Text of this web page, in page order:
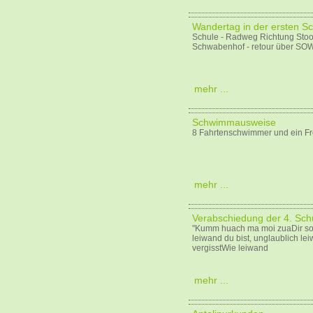
Wandertag in der ersten
Schule - Radweg Richtung
Schwabenhof - retour über
mehr ...
Schwimmausweise
8 Fahrtenschwimmer und ein
mehr ...
Verabschiedung der 4.
"Kumm huach ma moi zuaDir
leiwand du bist, unglaublich
vergisstWie leiwand
mehr ...